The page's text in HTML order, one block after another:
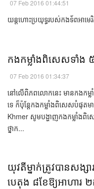
07 Feb 2016 01:44:51
យន្តហោះ​ប្រយុទ្ធ​​​របស់​កង​ទ័ព​អាមេ
កង​កម្លាំង​​ពិសេស​ទាំង​
07 Feb 2016 01:34:37
នៅ​លើ​ពិភពលោក​​នេះ​ មាន​កង​កម្
ទេ​ ក៏​ប៉ុន្តែ​កង​កម្លាំង​​ពិសេស​បំផុត​​ម
Khmer សូម​បង្ហាញ​កង​កម្លាំង​ពិ
ថ្នាក...
យុវតី​​ម្នាក់​ត្រូវ​បាន​សង្
បេតុង​​​ ៨​ខែ​​ឱ្យ​អាហារ​